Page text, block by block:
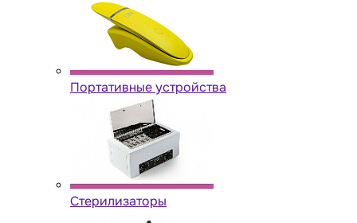
Портативные устройства
Стерилизаторы